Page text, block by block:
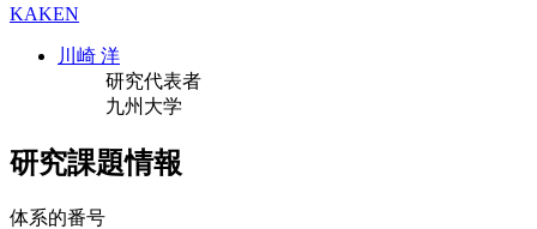
KAKEN
川崎 洋
研究代表者
九州大学
研究課題情報
体系的番号